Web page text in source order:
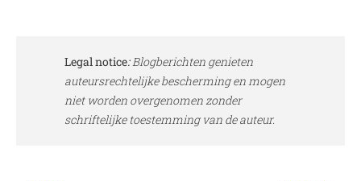
Legal notice:Blogberichten genieten
auteursrechtelijke bescherming en mogen
niet worden overgenomen zonder
schriftelijke toestemming van de auteur.